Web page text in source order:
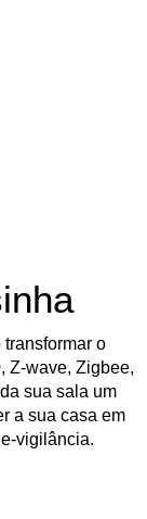
o
Z-wave, Zigbee,
sua sala um
a sua casa em
vigilância.